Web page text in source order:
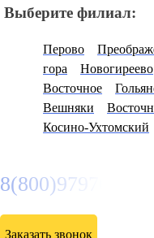
Выберите филиал:
Перово
гора
Новогиреево
Восточное
Вешняки
Косино-Ухтомский
8(800)9797043
Заказать звонок